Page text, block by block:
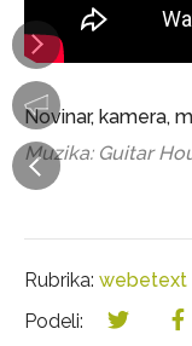
Novinar, kamera,
Muzika: Guitar
Rubrika: webetext
Podeli: